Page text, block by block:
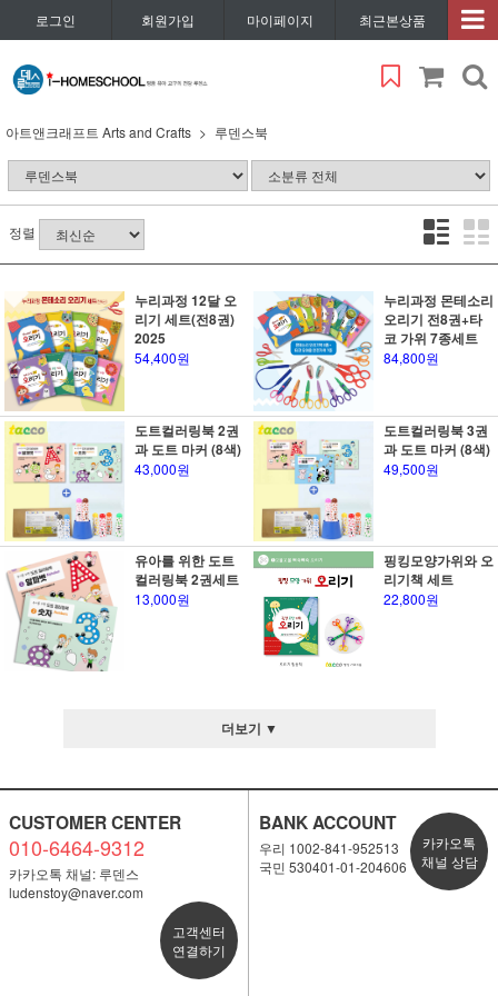
로그인 회원가입 마이페이지 최근본상품
아트앤크래프트 Arts and Crafts 루덴스북
정렬
누리과정 12달 오
리기 세트(전8권)
2025
54,400원
누리과정 몬테소리
오리기 전8권+타
코 가위 7종세트
84,800원
도트컬러링북 2권
과 도트 마커 (8색)
43,000원
도트컬러링북 3권
과 도트 마커 (8색)
49,500원
유아를 위한 도트
컬러링북 2권세트
13,000원
핑킹모양가위와 오
리기책 세트
22,800원
더보기 ▼
CUSTOMER CENTER
010-6464-9312
카카오톡 채널: 루덴스
ludenstoy@naver.com
고객센터
연결하기
BANK ACCOUNT
우리 1002-841-952513
국민 530401-01-204606
카카오톡
채널 상담